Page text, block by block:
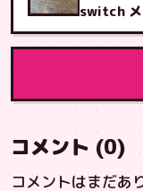
switch メ
基板調整
コメント (0)
コメントはまだあ